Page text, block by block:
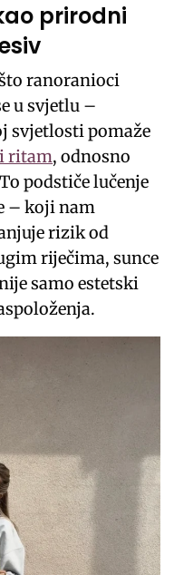
prirodni
ranoranioci
u svjetlu –
svjetlosti pomaže
ritam, odnosno
podstiče lučenje
– koji nam
rizik od
riječima, sunce
samo estetski